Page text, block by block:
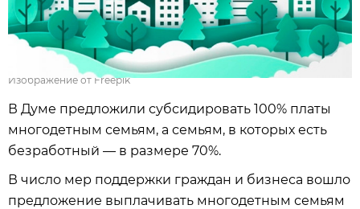
Изображение от Freepik
В Думе предложили субсидировать 100% платы
многодетным семьям, а семьям, в которых есть
безработный — в размере 70%.
В число мер поддержки граждан и бизнеса вошло
предложение выплачивать многодетным семьям